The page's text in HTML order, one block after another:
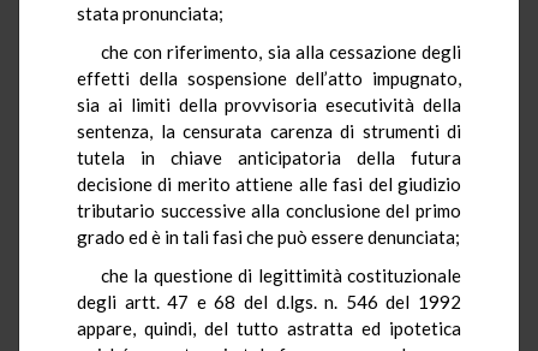
stata pronunciata;
che con riferimento, sia alla cessazione degli
effetti della sospensione dell’atto impugnato,
sia ai limiti della provvisoria esecutività della
sentenza, la censurata carenza di strumenti di
tutela in chiave anticipatoria della futura
decisione di merito attiene alle fasi del giudizio
tributario successive alla conclusione del primo
grado ed è in tali fasi che può essere denunciata;
che la questione di legittimità costituzionale
degli artt. 47 e 68 del d.lgs. n. 546 del 1992
appare, quindi, del tutto astratta ed ipotetica